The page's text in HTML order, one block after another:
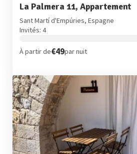
La Palmera 11, Appartement
Sant Martí d'Empúries, Espagne
Invités: 4
À partir de€49par nuit